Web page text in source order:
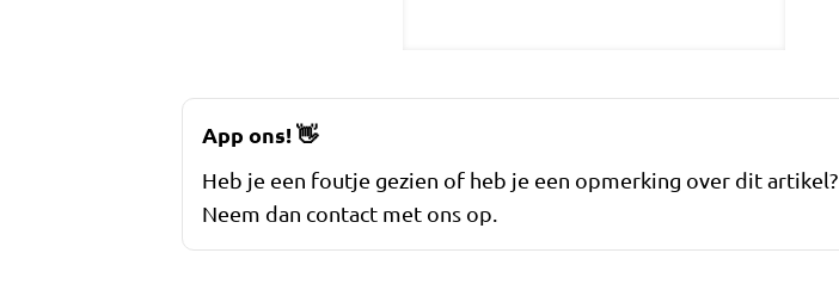
App ons!👋
Heb je een foutje gezien of heb je een opmerking over dit artikel?
Neem dan contact met ons op.